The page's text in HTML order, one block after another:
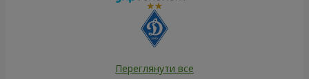
Переглянути все